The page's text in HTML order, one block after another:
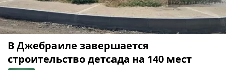
В Джебраиле завершается
строительство детсада на 140 мест